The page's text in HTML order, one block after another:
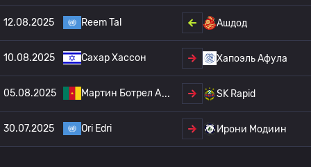
12.08.2025 Reem Tal Ашдод
10.08.2025 Сахар Хассон Хапоэль Афула
05.08.2025 Мартин Ботрел А SK Rapid
30.07.2025 Ori Edri Ирони Модиин